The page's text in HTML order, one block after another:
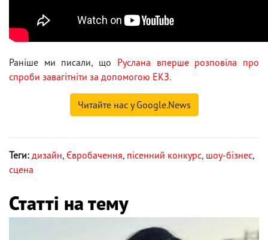
Раніше ми писали, що Руслана вперше розповіла про
спроби завагітніти за допомогою ЕКЗ.
Читайте нас у Google.News
Теги: дизайн, Євробачення, пісенний конкурс, шоу-бізнес,
сцена
Статті на тему